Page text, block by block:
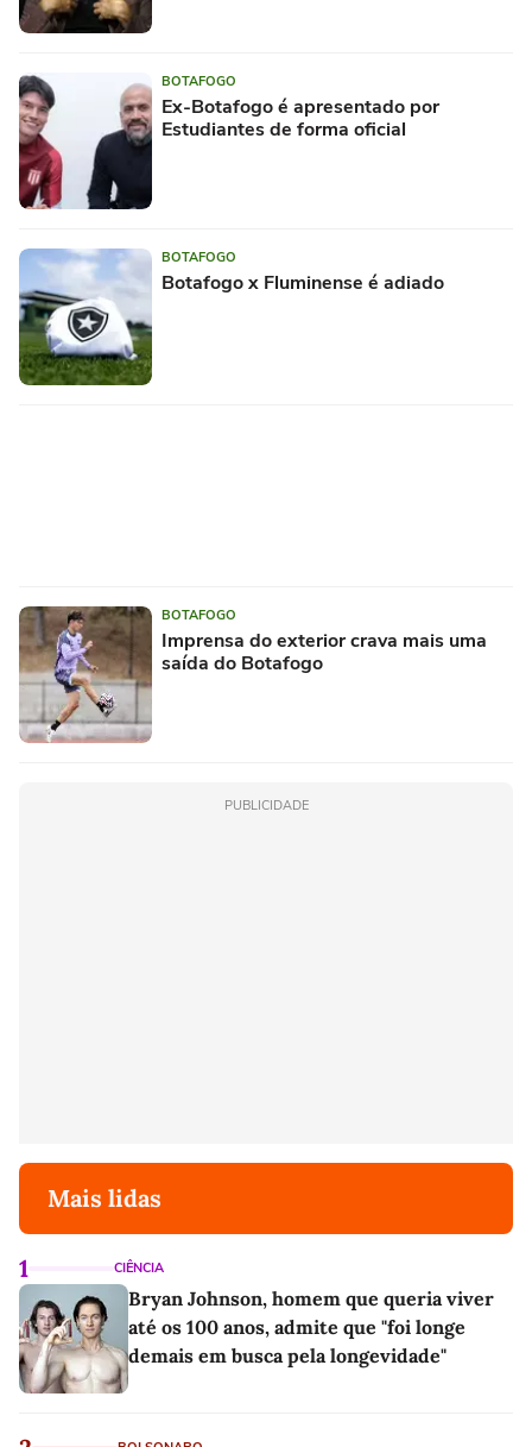
BOTAFOGO
Ex-Botafogo é apresentado por
Estudiantes de forma oficial
BOTAFOGO
Botafogo x Fluminense é adiado
BOTAFOGO
Imprensa do exterior crava mais uma
saída do Botafogo
PUBLICIDADE
Mais lidas
1 CIÊNCIA
Bryan Johnson, homem que queria viver
até os 100 anos, admite que "foi longe
demais em busca pela longevidade"